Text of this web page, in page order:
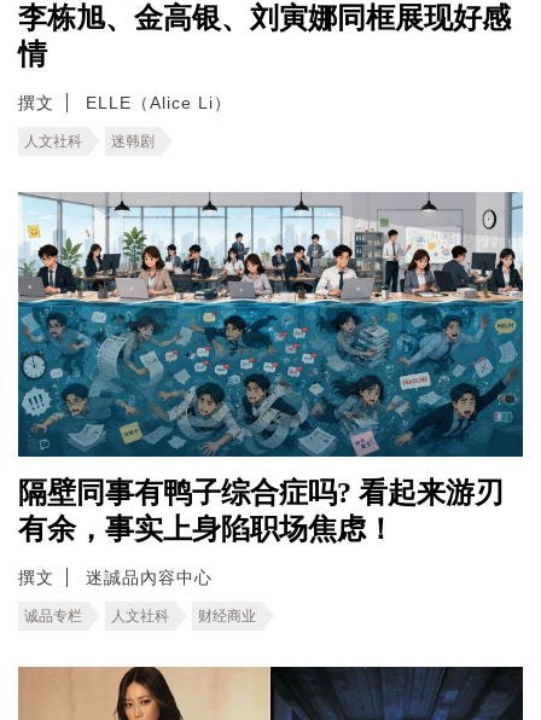
李栋旭、金高银、刘寅娜同框展现好感
情
撰文 ELLE（Alice Li）
人文社科 迷韩剧
隔壁同事有鸭子综合症吗? 看起来游刃
有余，事实上身陷职场焦虑！
撰文 迷誠品內容中心
诚品专栏 人文社科 财经商业